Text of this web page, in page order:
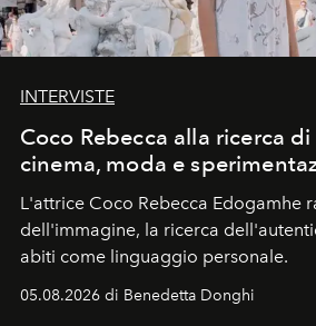
INTERVISTE
Coco Rebecca alla ricerca
cinema, moda e
L'attrice Coco Rebecca Edogamhe
dell'immagine, la ricerca
abiti come linguaggio personale.
05.08.2026 di Benedetta Donghi